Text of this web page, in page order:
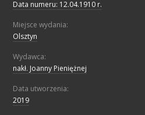
Data numeru: 12.04.1910 r.
Miejsce wydania:
Olsztyn
Wydawca:
nakł. Joanny Pieniężnej
Data utworzenia:
2019